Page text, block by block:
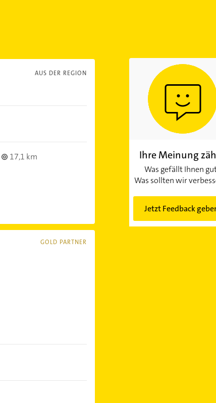
AUS DER REGION
17,1 km
GOLD PARTNER
Ihre Meinung
Was gefällt Ihnen
Was sollten wir
Jetzt Feedback